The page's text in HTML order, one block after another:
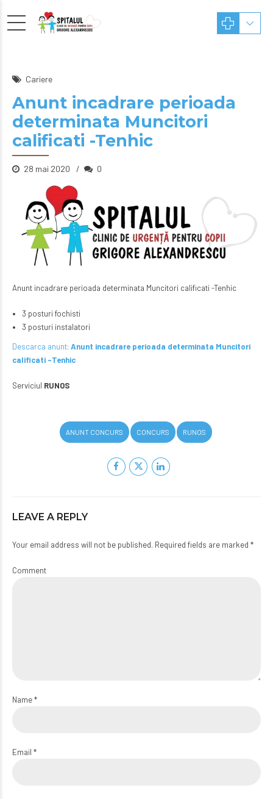
Cariere
Anunt incadrare perioada
determinata Muncitori
calificati -Tenhic
28 mai 2020 0
Anunt incadrare perioada determinata Muncitori calificati -Tenhic
3 posturi fochisti
3 posturi instalatori
Descarca anunt: Anunt incadrare perioada determinata Muncitori
calificati -Tenhic
Serviciul RUNOS
ANUNT CONCURS CONCURS RUNOS
LEAVE A REPLY
Your email address will not be published. Required fields are marked *
Comment
Name *
Email *